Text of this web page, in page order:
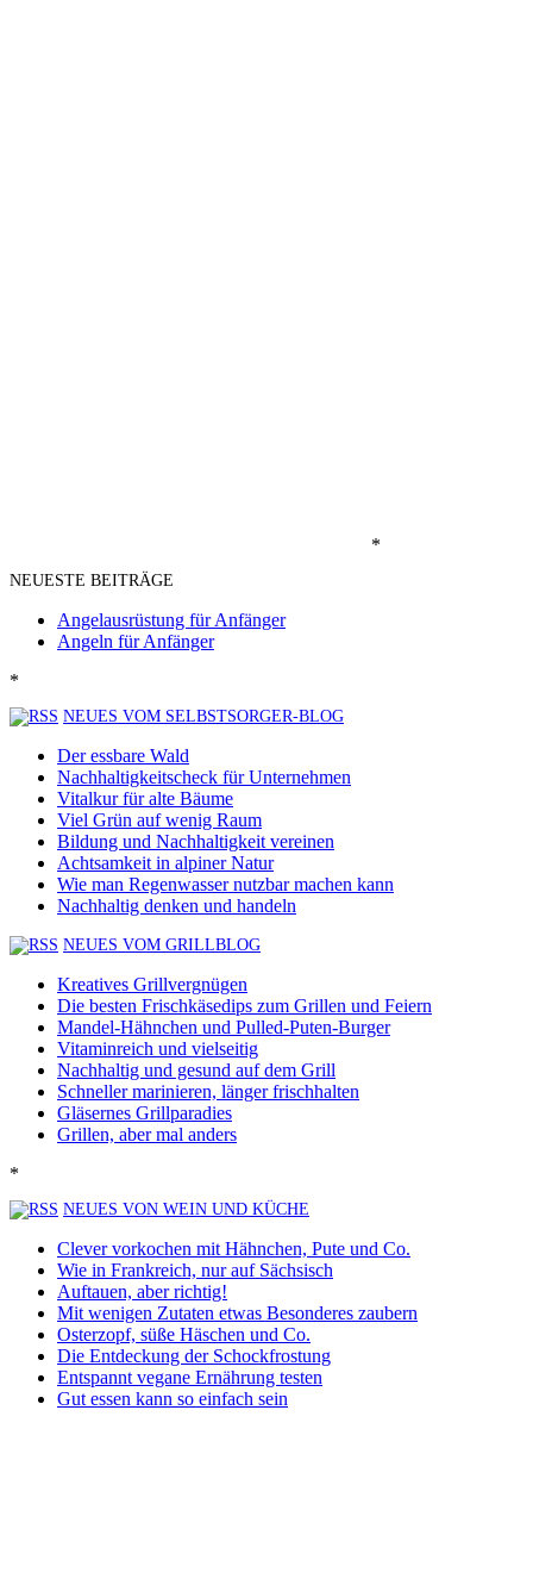
*
NEUESTE BEITRÄGE
Angelausrüstung für Anfänger
Angeln für Anfänger
*
NEUES VOM SELBSTSORGER-BLOG
Der essbare Wald
Nachhaltigkeitscheck für Unternehmen
Vitalkur für alte Bäume
Viel Grün auf wenig Raum
Bildung und Nachhaltigkeit vereinen
Achtsamkeit in alpiner Natur
Wie man Regenwasser nutzbar machen kann
Nachhaltig denken und handeln
NEUES VOM GRILLBLOG
Kreatives Grillvergnügen
Die besten Frischkäsedips zum Grillen und Feiern
Mandel-Hähnchen und Pulled-Puten-Burger
Vitaminreich und vielseitig
Nachhaltig und gesund auf dem Grill
Schneller marinieren, länger frischhalten
Gläsernes Grillparadies
Grillen, aber mal anders
*
NEUES VON WEIN UND KÜCHE
Clever vorkochen mit Hähnchen, Pute und Co.
Wie in Frankreich, nur auf Sächsisch
Auftauen, aber richtig!
Mit wenigen Zutaten etwas Besonderes zaubern
Osterzopf, süße Häschen und Co.
Die Entdeckung der Schockfrostung
Entspannt vegane Ernährung testen
Gut essen kann so einfach sein